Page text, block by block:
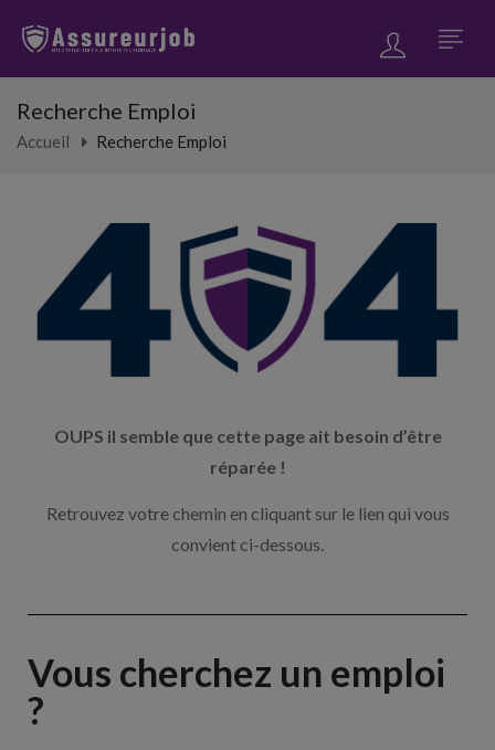
Recherche Emploi
Accueil Recherche Emploi
OUPS il semble que cette page ait besoin d’être
réparée !
Retrouvez votre chemin en cliquant sur le lien qui vous
convient ci-dessous.
Vous cherchez un emploi
?